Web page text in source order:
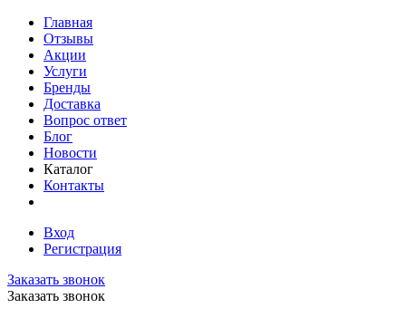
Главная
Отзывы
Акции
Услуги
Бренды
Доставка
Вопрос ответ
Блог
Новости
Каталог
Контакты
Вход
Регистрация
Заказать звонок
Заказать звонок